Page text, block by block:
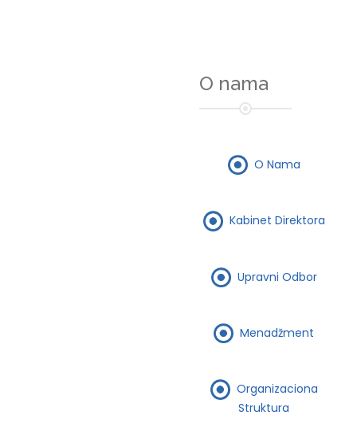
O nama
O Nama
Kabinet Direktora
Upravni Odbor
Menadžment
Organizaciona
Struktura